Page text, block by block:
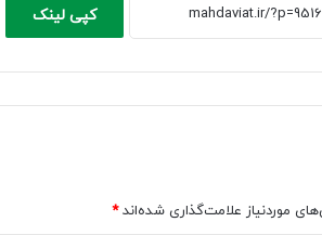
کپی لینک
موردنیاز علامت‌گذاری شده‌اند*